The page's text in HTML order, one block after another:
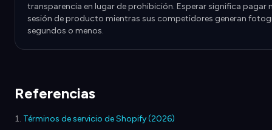
transparencia en lugar de prohibición. Esperar significa pagar
sesión de producto mientras sus competidores generan
segundos o menos.
Referencias
Términos de servicio de Shopify (2026)